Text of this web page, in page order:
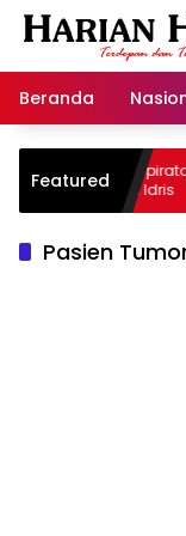
Langsung
Beranda
Featured
Sang Inspirator,
Yuslam Idris
Pasien